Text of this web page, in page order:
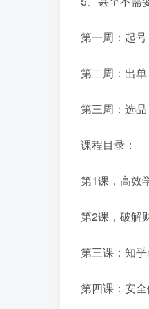
第一周：起
第二周：出单
第三周：选品
课程目录：
第1课，高效
第2课，破解
第三课：知
第四课：安